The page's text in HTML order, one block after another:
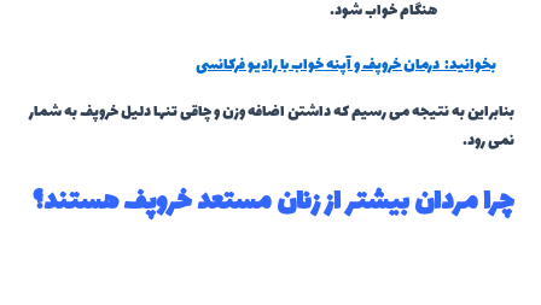
هنگام خواب شود.
بخوانید:درمان خروپف و آپنه خواب با رادیو فرکانسی
بنابراین به نتیجه می رسیم که داشتن اضافه وزن و چاقی تنها دلیل خروپف به شمار
نمی رود.
چرا مردان بیشتر از زنان مستعد خروپف هستند؟